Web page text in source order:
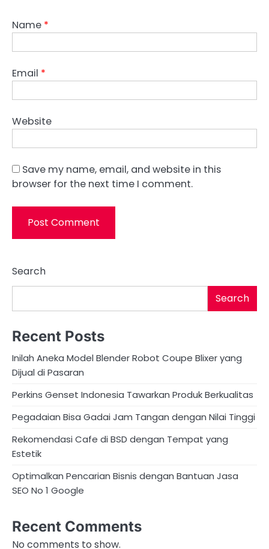
Name *
Email *
Website
Save my name, email, and website in this
browser for the next time I comment.
Search
Search
Recent Posts
Inilah Aneka Model Blender Robot Coupe Blixer yang
Dijual di Pasaran
Perkins Genset Indonesia Tawarkan Produk Berkualitas
Pegadaian Bisa Gadai Jam Tangan dengan Nilai Tinggi
Rekomendasi Cafe di BSD dengan Tempat yang
Estetik
Optimalkan Pencarian Bisnis dengan Bantuan Jasa
SEO No 1 Google
Recent Comments
No comments to show.